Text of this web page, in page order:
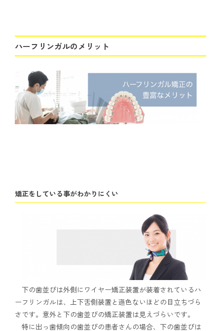
ハーフリンガルのメリット
矯正をしている事がわかりにくい
下の歯並びは外側にワイヤー矯正装置が装着されているハ
ーフリンガルは、上下舌側装置と遜色ないほどの目立ちづら
さです。意外と下の歯並びの矯正装置は見えづらいです。
特に出っ歯傾向の歯並びの患者さんの場合、下の歯並びは